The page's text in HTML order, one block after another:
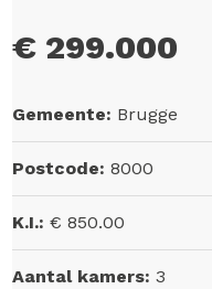
€ 299.000
Gemeente: Brugge
Postcode:8000
K.I.:€ 850.00
Aantal kamers:3